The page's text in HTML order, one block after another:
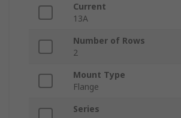
Current
13A
Number of Rows
2
Mount Type
Flange
Series